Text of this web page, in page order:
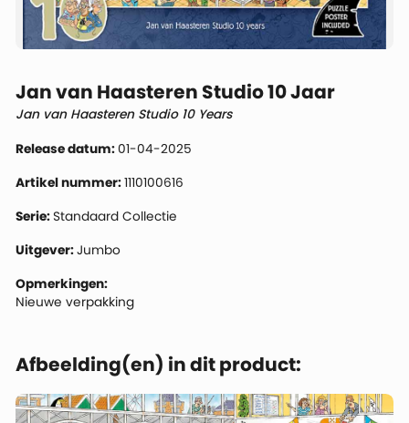
Jan van Haasteren Studio 10 Jaar
Jan van Haasteren Studio 10 Years
Release datum:01-04-2025
Artikel nummer:1110100616
Serie: Standaard Collectie
Uitgever:Jumbo
Opmerkingen:
Nieuwe verpakking
Afbeelding(en) in dit product: